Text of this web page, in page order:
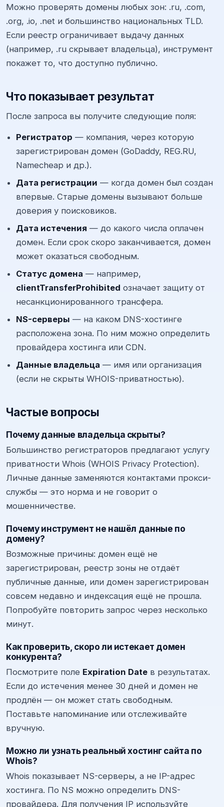
Можно проверять домены любых зон: .ru, .com,
.org, .io, .net и большинство национальных TLD.
Если реестр ограничивает выдачу данных
(например, .ru скрывает владельца), инструмент
покажет то, что доступно публично.
Что показывает результат
После запроса вы получите следующие поля:
Регистратор — компания, через которую
зарегистрирован домен (GoDaddy, REG.RU,
Namecheap и др.).
Дата регистрации — когда домен был создан
впервые. Старые домены вызывают больше
доверия у поисковиков.
Дата истечения — до какого числа оплачен
домен. Если срок скоро заканчивается, домен
может оказаться свободным.
Статус домена — например,
clientTransferProhibited означает защиту от
несанкционированного трансфера.
NS-серверы — на каком DNS-хостинге
расположена зона. По ним можно определить
провайдера хостинга или CDN.
Данные владельца — имя или организация
(если не скрыты WHOIS-приватностью).
Частые вопросы
Почему данные владельца скрыты?
Большинство регистраторов предлагают услугу
приватности Whois (WHOIS Privacy Protection).
Личные данные заменяются контактами прокси-
службы — это норма и не говорит о
мошенничестве.
Почему инструмент не нашёл данные по
домену?
Возможные причины: домен ещё не
зарегистрирован, реестр зоны не отдаёт
публичные данные, или домен зарегистрирован
совсем недавно и индексация ещё не прошла.
Попробуйте повторить запрос через несколько
минут.
Как проверить, скоро ли истекает домен
конкурента?
Посмотрите поле Expiration Date в результатах.
Если до истечения менее 30 дней и домен не
продлён — он может стать свободным.
Поставьте напоминание или отслеживайте
вручную.
Можно ли узнать реальный хостинг сайта по
Whois?
Whois показывает NS-серверы, а не IP-адрес
хостинга. По NS можно определить DNS-
провайдера. Для получения IP используйте